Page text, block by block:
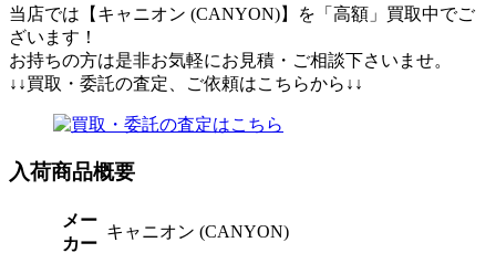
当店では【キャニオン (CANYON)】を「高額」買取中でご
ざいます！
お持ちの方は是非お気軽にお見積・ご相談下さいませ。
↓↓買取・委託の査定、ご依頼はこちらから↓↓
入荷商品概要
メー
カー
キャニオン (CANYON)